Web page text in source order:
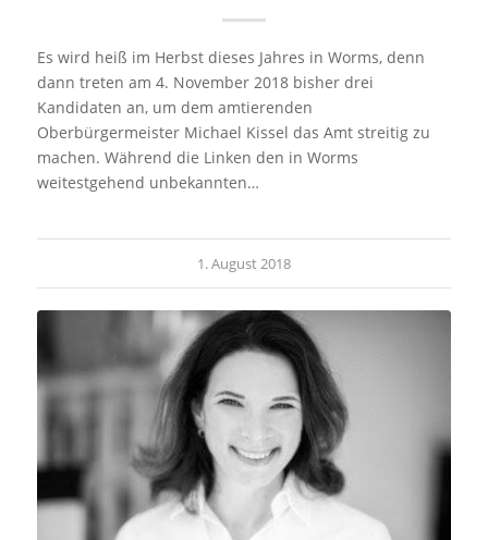
Es wird heiß im Herbst dieses Jahres in Worms, denn
dann treten am 4. November 2018 bisher drei
Kandidaten an, um dem amtierenden
Oberbürgermeister Michael Kissel das Amt streitig zu
machen. Während die Linken den in Worms
weitestgehend unbekannten…
1. August 2018